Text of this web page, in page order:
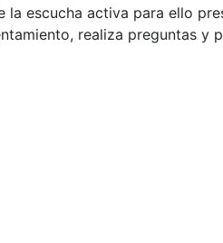
la escucha activa para ello
realiza preguntas